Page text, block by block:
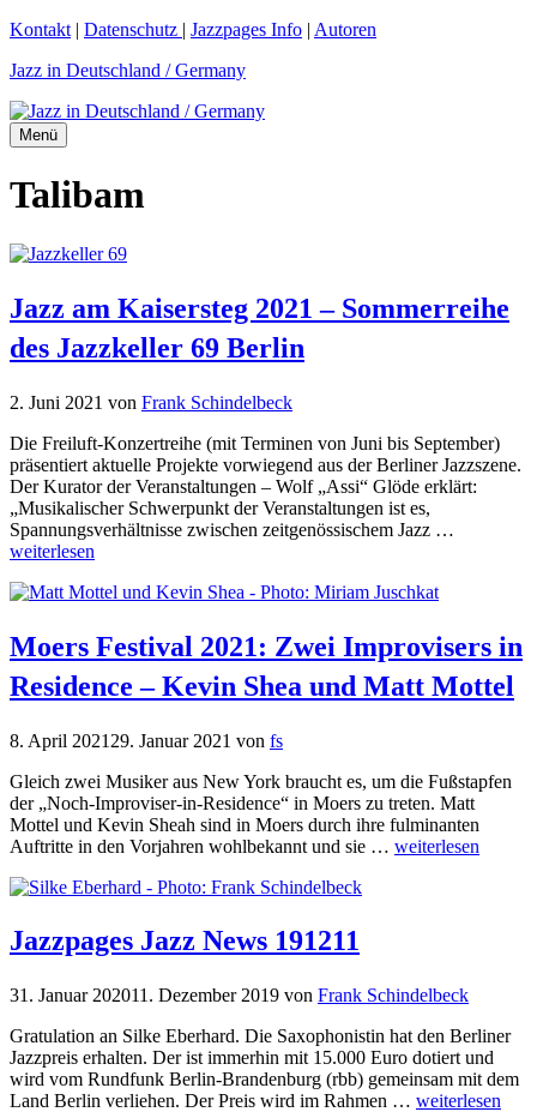
Zum
springen
Kontakt | Datenschutz | Jazzpages Info | Autoren
Jazz in Deutschland / Germany
Menü
Talibam
Jazz am Kaisersteg 2021 – Sommerreihe
des Jazzkeller 69 Berlin
2. Juni 2021 von Frank Schindelbeck
Die Freiluft-Konzertreihe (mit Terminen von Juni bis September)
präsentiert aktuelle Projekte vorwiegend aus der Berliner Jazzszene.
Der Kurator der Veranstaltungen – Wolf „Assi“ Glöde erklärt:
„Musikalischer Schwerpunkt der Veranstaltungen ist es,
Spannungsverhältnisse zwischen zeitgenössischem Jazz …
weiterlesen
Moers Festival 2021: Zwei Improvisers in
Residence – Kevin Shea und Matt Mottel
8. April 2021 29. Januar 2021 von fs
Gleich zwei Musiker aus New York braucht es, um die Fußstapfen
der „Noch-Improviser-in-Residence“ in Moers zu treten. Matt
Mottel und Kevin Sheah sind in Moers durch ihre fulminanten
Auftritte in den Vorjahren wohlbekannt und sie … weiterlesen
Jazzpages Jazz News 191211
31. Januar 202011. Dezember 2019 von Frank Schindelbeck
Gratulation an Silke Eberhard. Die Saxophonistin hat den Berliner
Jazzpreis erhalten. Der ist immerhin mit 15.000 Euro dotiert und
wird vom Rundfunk Berlin-Brandenburg (rbb) gemeinsam mit dem
Land Berlin verliehen. Der Preis wird im Rahmen … weiterlesen